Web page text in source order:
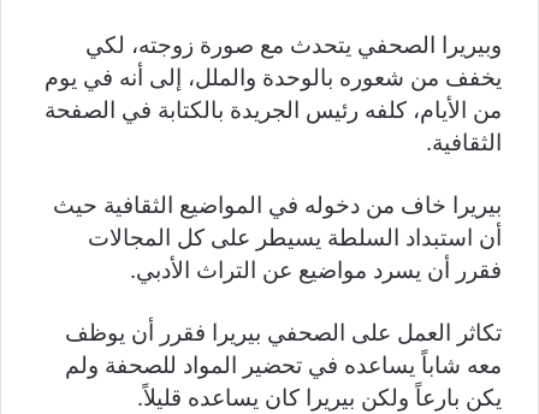
وبيريرا الصحفي يتحدث مع صورة زوجته، لكي
يخفف من شعوره بالوحدة والملل، إلى أنه في يوم
من الأيام، كلفه رئيس الجريدة بالكتابة في الصفحة
الثقافية.
بيريرا خاف من دخوله في المواضيع الثقافية حيث
أن استبداد السلطة يسيطر على كل المجالات
فقرر أن يسرد مواضيع عن التراث الأدبي.
تكاثر العمل على الصحفي بيريرا فقرر أن يوظف
معه شاباً يساعده في تحضير المواد للصحفة ولم
يكن بارعاً ولكن بيريرا كان يساعده قليلاً.